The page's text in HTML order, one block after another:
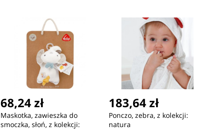
68,24 zł
Maskotka, zawieszka do
smoczka, słoń, z kolekcji:
183,64 zł
Ponczo, zebra, z kolekcji:
natura